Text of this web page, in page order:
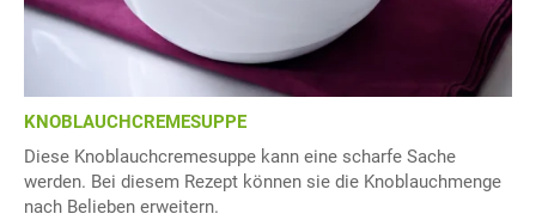
KNOBLAUCHCREMESUPPE
Diese Knoblauchcremesuppe kann eine scharfe Sache
werden. Bei diesem Rezept können sie die Knoblauchmenge
nach Belieben erweitern.